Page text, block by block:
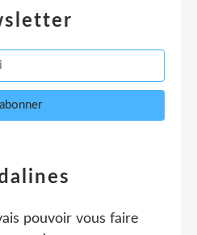
pouvoir vous faire